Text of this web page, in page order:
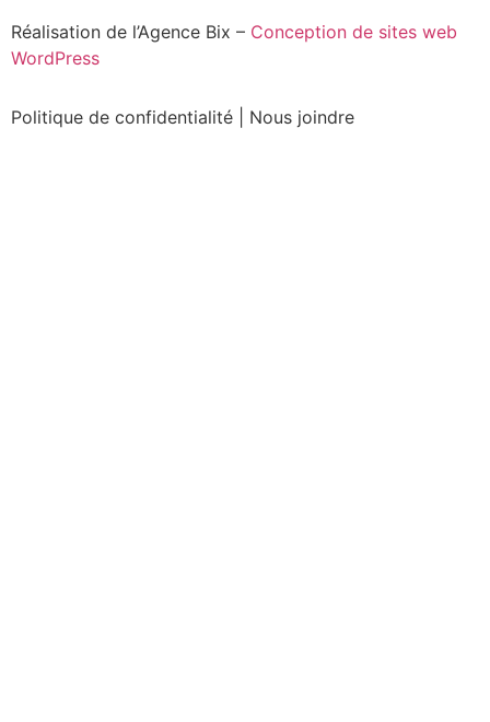
Réalisation de l’Agence Bix – Conception de sites web
WordPress
Politique de confidentialité Nous joindre